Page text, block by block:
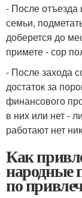
- После отъезда
семьи,
доберется до
примете - сор
- После захода
достаток за
финансового
в них или нет -
работают нет
Как
народные
по